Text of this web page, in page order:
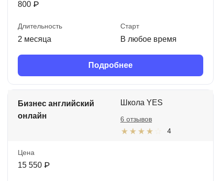
800 ₽
Длительность
2 месяца
Старт
В любое время
Подробнее
Бизнес английский
онлайн
Школа YES
4
6 отзывов
Цена
15 550 ₽